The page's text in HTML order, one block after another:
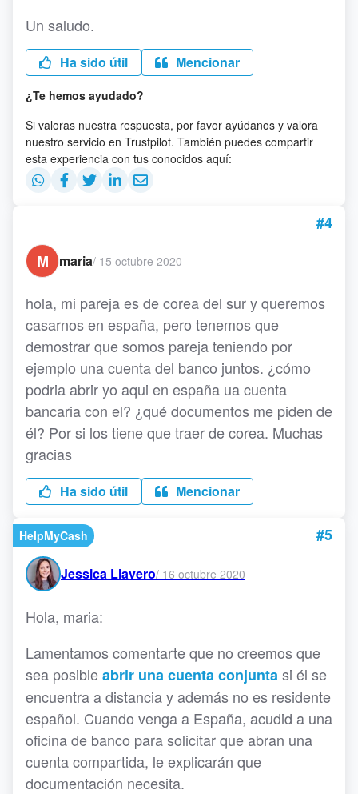
Un saludo.
Ha sido útil Mencionar
¿Te hemos ayudado?
Si valoras nuestra respuesta, por favor ayúdanos y valora
nuestro servicio en Trustpilot. También puedes compartir
esta experiencia con tus conocidos aquí:
#4
M
maria/ 15 octubre 2020
hola, mi pareja es de corea del sur y queremos
casarnos en españa, pero tenemos que
demostrar que somos pareja teniendo por
ejemplo una cuenta del banco juntos. ¿cómo
podria abrir yo aqui en españa ua cuenta
bancaria con el? ¿qué documentos me piden de
él? Por si los tiene que traer de corea. Muchas
gracias
Ha sido útil Mencionar
HelpMyCash #5
Jessica Llavero/ 16 octubre 2020
Hola, maria:
Lamentamos comentarte que no creemos que
sea posibleabrir una cuenta conjuntasi él se
encuentra a distancia y además no es residente
español. Cuando venga a España, acudid a una
oficina de banco para solicitar que abran una
cuenta compartida, le explicarán que
documentación necesita.